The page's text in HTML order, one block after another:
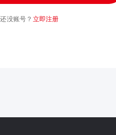
还没账号？ 立即注册